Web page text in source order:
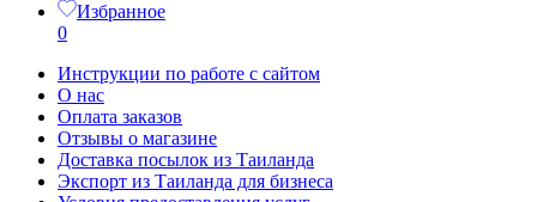
Избранное
0
Инструкции по работе с сайтом
О нас
Оплата заказов
Отзывы о магазине
Доставка посылок из Таиланда
Экспорт из Таиланда для бизнеса